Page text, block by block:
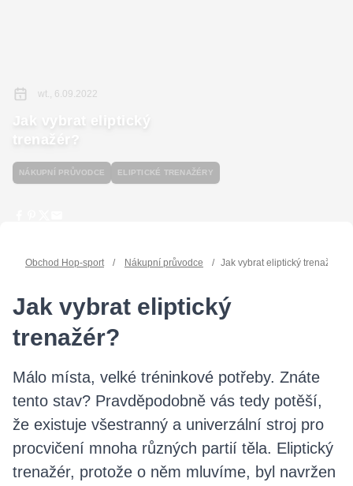
wt., 6.09.2022
Jak vybrat eliptický
trenažér?
NÁKUPNÍ PRŮVODCE ELIPTICKÉ TRENAŽÉRY
Obchod Hop-sport / Nákupní průvodce / Jak vybrat eliptický trenažér?
Jak vybrat eliptický
trenažér?
Málo místa, velké tréninkové potřeby. Znáte
tento stav? Pravděpodobně vás tedy potěší,
že existuje všestranný a univerzální stroj pro
procvičení mnoha různých partií těla. Eliptický
trenažér, protože o něm mluvíme, byl navržen